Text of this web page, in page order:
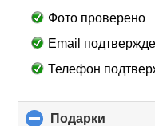
Фото проверено
Email
Телефон
Подарки